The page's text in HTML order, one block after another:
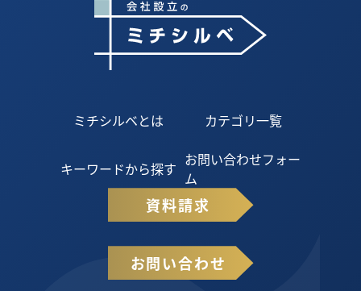
ミチシルベとは カテゴリ一覧
キーワードから探す お問い合わせフォー
ム
資料請求
お問い合わせ